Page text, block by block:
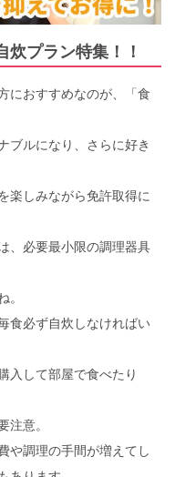
炊プラン特集！！
におすすめなのが、「食
ブルになり、さらに好き
楽しみながら免許取得に
、必要最小限の調理器具
。
食必ず自炊しなければい
入して部屋で食べたり
注意。
や調理の手間が増えてし